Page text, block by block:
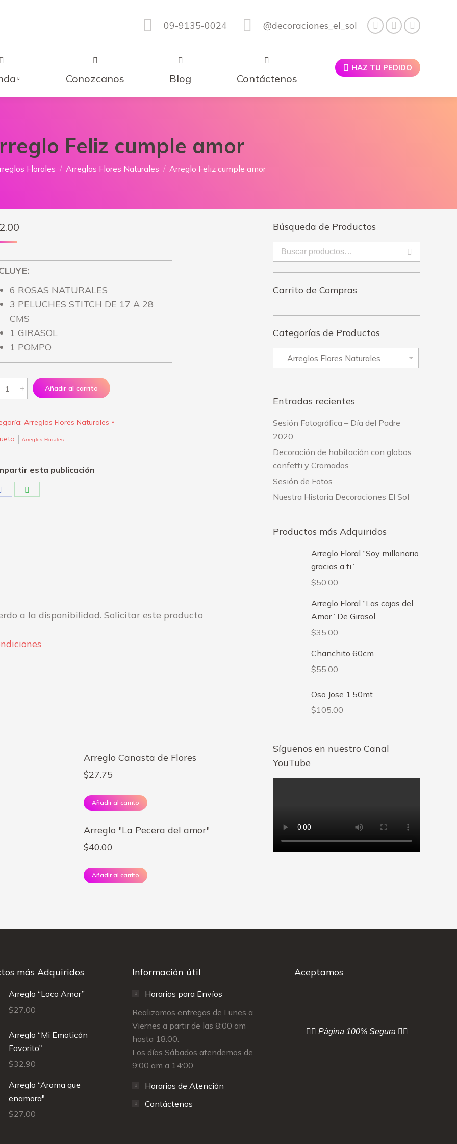
09-9135-0024 @decoraciones_el_sol
Conozcanos Blog Contáctenos
HAZ TU PEDIDO
Feliz cumple amor
Florales Arreglos Flores Naturales Arreglo Feliz cumple amor
6 ROSAS NATURALES
3 PELUCHES STITCH DE 17 A 28
CMS
1 GIRASOL
1 POMPO
Añadir al carrito
Arreglos Flores Naturales
Arreglos Florales
esta publicación
a la disponibilidad. Solicitar este producto
Arreglo Canasta de Flores
$27.75
Añadir al carrito
Arreglo "La Pecera del amor"
$40.00
Añadir al carrito
Búsqueda de Productos
Carrito de Compras
Categorías de Productos
Entradas recientes
Sesión Fotográfica – Día del Padre
2020
Decoración de habitación con globos
confetti y Cromados
Sesión de Fotos
Nuestra Historia Decoraciones El Sol
Productos más Adquiridos
Arreglo Floral “Soy millonario
gracias a ti”
$50.00
Arreglo Floral “Las cajas del
Amor” De Girasol
$35.00
Chanchito 60cm
$55.00
Oso Jose 1.50mt
$105.00
Síguenos en nuestro Canal
YouTube
más Adquiridos
Arreglo “Loco Amor”
$27.00
Arreglo “Mi Emoticón
Favorito"
$32.90
Arreglo “Aroma que
enamora"
$27.00
Información útil
Horarios para Envíos
Realizamos entregas de Lunes a
Viernes a partir de las 8:00 am
hasta 18:00.
Los días Sábados atendemos de
9:00 am a 14:00.
Horarios de Atención
Contáctenos
Aceptamos
👇🏻 Página 100% Segura 👇🏻